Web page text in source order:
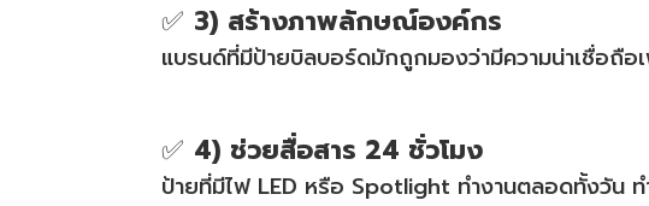
✅ 3) สร้างภาพลักษณ์องค์กร
แบรนด์ที่มีป้ายบิลบอร์ดมักถูกมองว่ามีความน่าเชื่อถื
✅ 4) ช่วยสื่อสาร 24 ชั่วโมง
ป้ายที่มีไฟ LED หรือ Spotlight ทำงานตลอดทั้งวัน ท